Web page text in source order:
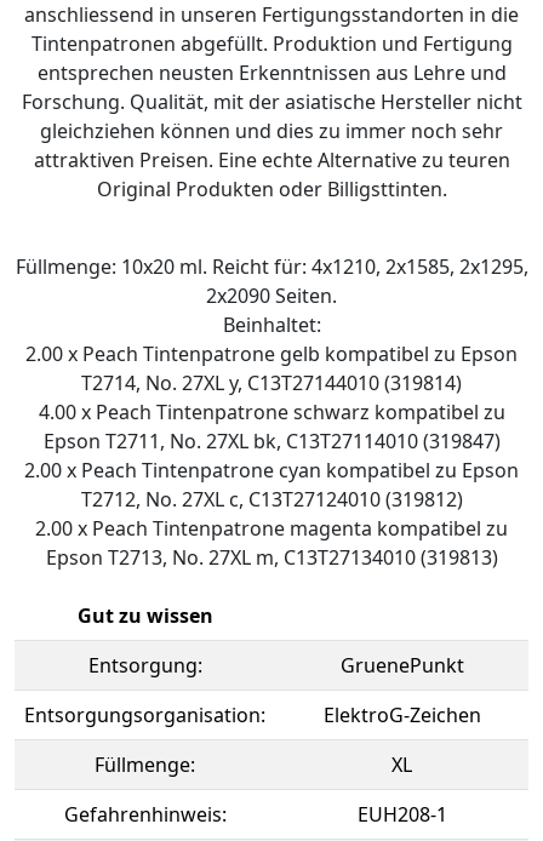
anschliessend in unseren Fertigungsstandorten in die
Tintenpatronen abgefüllt. Produktion und Fertigung
entsprechen neusten Erkenntnissen aus Lehre und
Forschung. Qualität, mit der asiatische Hersteller nicht
gleichziehen können und dies zu immer noch sehr
attraktiven Preisen. Eine echte Alternative zu teuren
Original Produkten oder Billigsttinten.
Füllmenge: 10x20 ml. Reicht für: 4x1210, 2x1585, 2x1295,
2x2090 Seiten.
Beinhaltet:
2.00 x Peach Tintenpatrone gelb kompatibel zu Epson
T2714, No. 27XL y, C13T27144010 (319814)
4.00 x Peach Tintenpatrone schwarz kompatibel zu
Epson T2711, No. 27XL bk, C13T27114010 (319847)
2.00 x Peach Tintenpatrone cyan kompatibel zu Epson
T2712, No. 27XL c, C13T27124010 (319812)
2.00 x Peach Tintenpatrone magenta kompatibel zu
Epson T2713, No. 27XL m, C13T27134010 (319813)
Gut zu wissen
Entsorgung:
GruenePunkt
Entsorgungsorganisation:
ElektroG-Zeichen
Füllmenge:
XL
Gefahrenhinweis:
EUH208-1